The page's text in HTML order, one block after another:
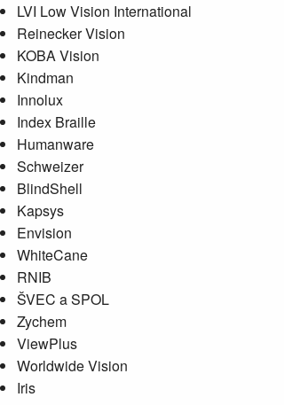
LVI Low Vision International
Reinecker Vision
KOBA Vision
Kindman
Innolux
Index Braille
Humanware
Schweizer
BlindShell
Kapsys
Envision
WhiteCane
RNIB
ŠVEC a SPOL
Zychem
ViewPlus
Worldwide Vision
Iris